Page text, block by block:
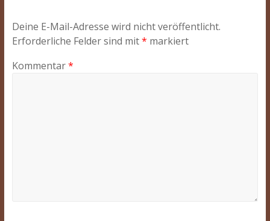
Deine E-Mail-Adresse wird nicht veröffentlicht.
Erforderliche Felder sind mit* markiert
Kommentar*